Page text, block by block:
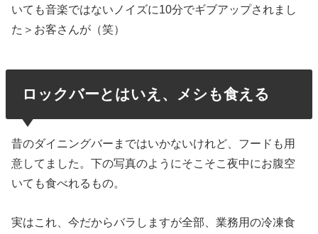
いても音楽ではないノイズに10分でギブアップされまし
た＞お客さんが（笑）
ロックバーとはいえ、メシも食える
昔のダイニングバーまではいかないけれど、フードも用
意してました。下の写真のようにそこそこ夜中にお腹空
いても食べれるもの。
実はこれ、今だからバラしますが全部、業務用の冷凍食